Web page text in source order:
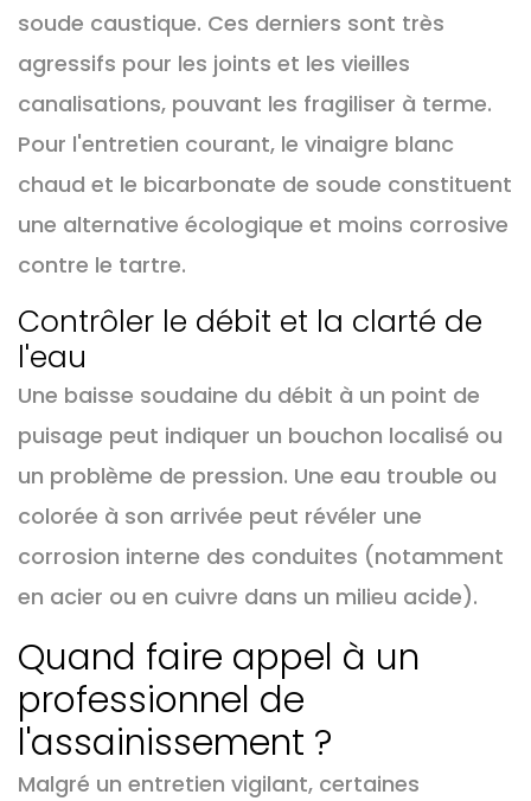
soude caustique. Ces derniers sont très
agressifs pour les joints et les vieilles
canalisations, pouvant les fragiliser à terme.
Pour l'entretien courant, le vinaigre blanc
chaud et le bicarbonate de soude constituent
une alternative écologique et moins corrosive
contre le tartre.
Contrôler le débit et la clarté de
l'eau
Une baisse soudaine du débit à un point de
puisage peut indiquer un bouchon localisé ou
un problème de pression. Une eau trouble ou
colorée à son arrivée peut révéler une
corrosion interne des conduites (notamment
en acier ou en cuivre dans un milieu acide).
Quand faire appel à un
professionnel de
l'assainissement ?
Malgré un entretien vigilant, certaines